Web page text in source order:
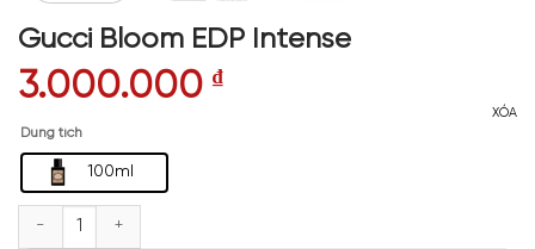
Gucci Bloom EDP Intense
3.000.000 ₫
Dung tích
100ml
XÓA
Gucci Bloom EDP Intense số lượng